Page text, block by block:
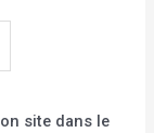
site dans le